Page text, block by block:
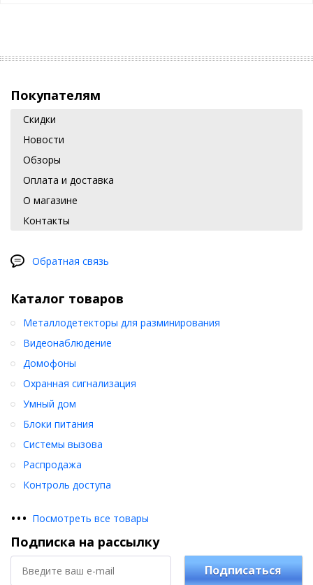
Покупателям
Скидки
Новости
Обзоры
Оплата и доставка
О магазине
Контакты
Обратная связь
Каталог товаров
Металлодетекторы для разминирования
Видеонаблюдение
Домофоны
Охранная сигнализация
Умный дом
Блоки питания
Системы вызова
Распродажа
Контроль доступа
••• Посмотреть все товары
Подписка на рассылку
Подписаться